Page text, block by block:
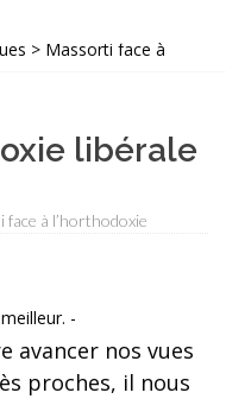
> Massorti face à
libérale
à l’horthodoxie
-
avancer nos vues
proches, il nous